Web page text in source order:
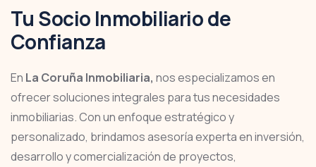
Tu Socio Inmobiliario de
Confianza
En La Coruña Inmobiliaria, nos especializamos en
ofrecer soluciones integrales para tus necesidades
inmobiliarias. Con un enfoque estratégico y
personalizado, brindamos asesoría experta en inversión,
desarrollo y comercialización de proyectos,